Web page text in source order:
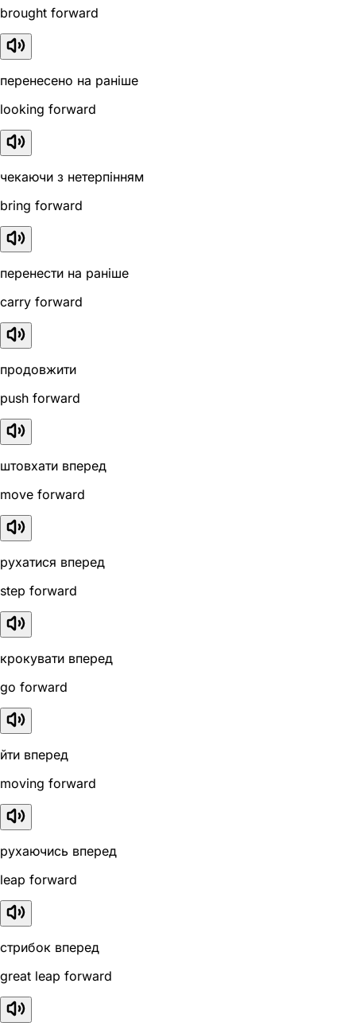
brought forward
перенесено на раніше
looking forward
чекаючи з нетерпінням
bring forward
перенести на раніше
carry forward
продовжити
push forward
штовхати вперед
move forward
рухатися вперед
step forward
крокувати вперед
go forward
йти вперед
moving forward
рухаючись вперед
leap forward
стрибок вперед
great leap forward